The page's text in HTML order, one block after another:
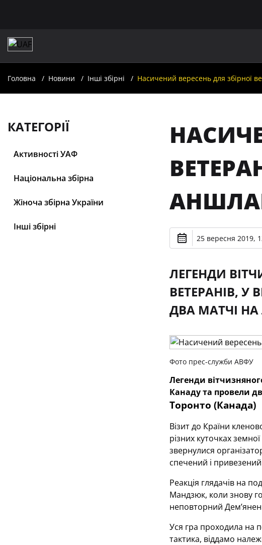
Головна Новини Інші збірні Насичений вересень для збірної
КАТЕГОРІЇ
Активності УАФ
Національна збірна
Жіноча збірна України
Інші збірні
25 вересня 2019,
ЛЕГЕНДИ
ВЕТЕРАНІВ, У
ДВА МАТЧІ
Фото прес-служби АВФУ
Легенди
Канаду та провели
Торонто (Канада)
Візит до Країни
різних куточках
звернулися
спечений і
Реакція глядачів на
Мандзюк, коли знову
неповторний
Уся гра проходила на
тактика, віддамо